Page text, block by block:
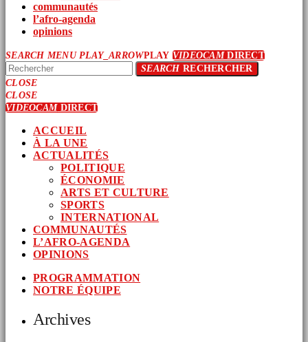
communautés
l’afro-agenda
opinions
SEARCH MENU PLAY_ARROWPLAY VIDEOCAMDIRECT
SEARCHRECHERCHER
CLOSE
CLOSE
VIDEOCAMDIRECT
ACCUEIL
À LA UNE
ACTUALITÉS
POLITIQUE
ÉCONOMIE
ARTS ET CULTURE
SPORTS
INTERNATIONAL
COMMUNAUTÉS
L’AFRO-AGENDA
OPINIONS
PROGRAMMATION
NOTRE ÉQUIPE
Archives